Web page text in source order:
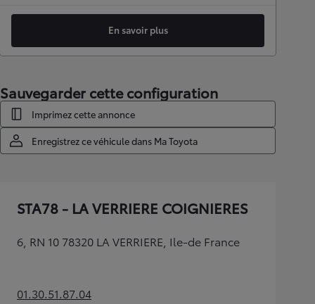
En savoir plus
Sauvegarder cette configuration
Imprimez cette annonce
Enregistrez ce véhicule dans Ma Toyota
STA78 - LA VERRIERE COIGNIERES
6, RN 10 78320 LA VERRIERE, Ile-de France
01.30.51.87.04